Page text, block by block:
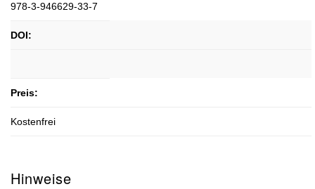
978-3-946629-33-7
DOI:
Preis:
Kostenfrei
Hinweise